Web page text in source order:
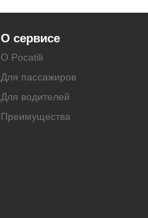
О сервисе
О Pocatili
Для пассажиров
Для водителей
Преимущества